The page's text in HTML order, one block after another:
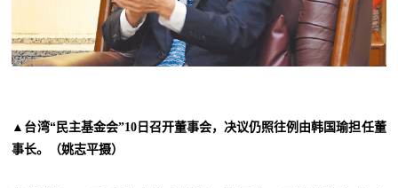
▲台湾“ 民主基金会”10日召开董事会，决议仍照往例由韩国瑜担任董
事长。（姚志平摄）